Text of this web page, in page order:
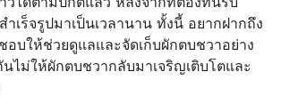
เร็จรูปมาเป็นเวลานาน ทั้งนี้ อยากฝากถึง
บให้ช่วยดูแลและจัดเก็บผักตบชวาอย่าง
นไม่ให้ผักตบชวากลับมาเจริญเติบโตและ